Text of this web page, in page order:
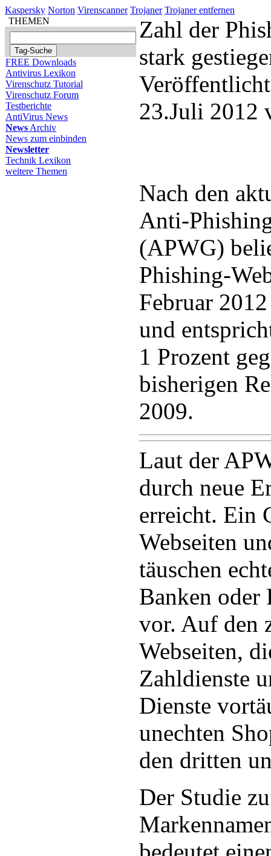
Kaspersky Norton Virenscanner Trojaner Trojaner entfernen
THEMEN
FREE Downloads
Antivirus Lexikon
Virenschutz Tutorial
Virenschutz Forum
Testberichte
AntiVirus News
News Archiv
News zum einbinden
Newsletter
Technik Lexikon
weitere Themen
Zahl der
stark
23.Juli 2012
Nach den
Anti-
(APWG)
Phishing-
Februar
und
1 Prozent
bisherigen
2009.
Laut der
durch neue
erreicht. Ein
Webseiten
täuschen
Banken oder
vor. Auf den
Webseiten,
Zahldienste
Dienste
unechten
den dritten
Der Studie